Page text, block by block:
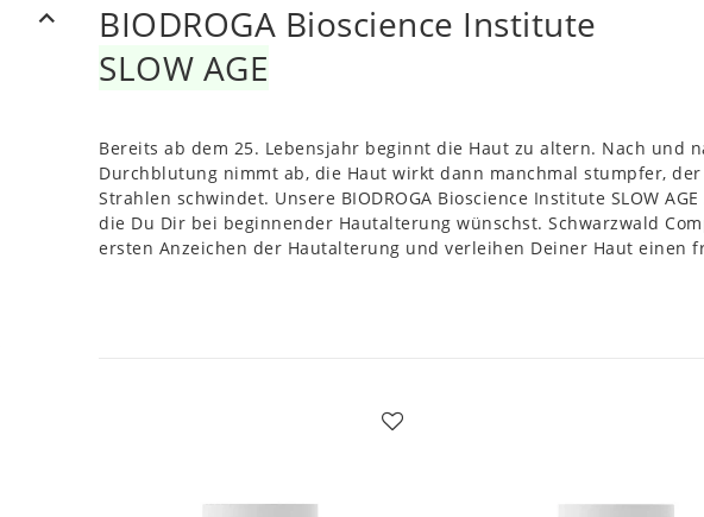
BIODROGA Bioscience Institute
SLOW AGE
Bereits ab dem 25. Lebensjahr beginnt die Haut zu altern. Nach und
Durchblutung nimmt ab, die Haut wirkt dann manchmal stumpfer,
Strahlen schwindet. Unsere BIODROGA Bioscience Institute SLOW
die Du Dir bei beginnender Hautalterung wünschst. Schwarzwald
ersten Anzeichen der Hautalterung und verleihen Deiner Haut einen